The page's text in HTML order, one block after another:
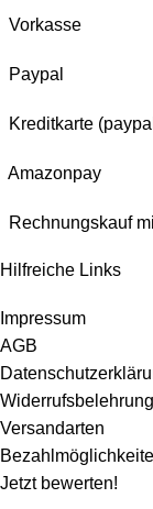
Vorkasse
Paypal
Kreditkarte
Amazonpay
Rechnungskauf
Hilfreiche Links
Impressum
AGB
Widerrufsbelehrung
Versandarten
Jetzt bewerten!